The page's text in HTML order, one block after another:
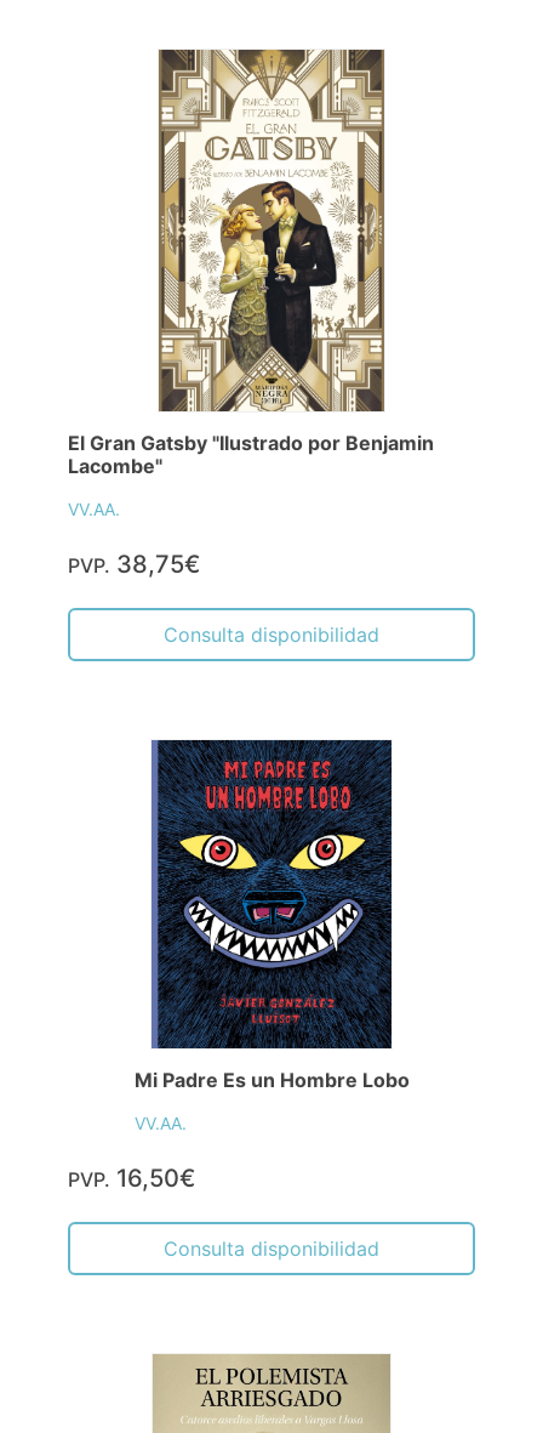
El Gran Gatsby "Ilustrado por Benjamin
Lacombe"
VV.AA.
PVP. 38,75€
Consulta disponibilidad
Mi Padre Es un Hombre Lobo
VV.AA.
PVP. 16,50€
Consulta disponibilidad